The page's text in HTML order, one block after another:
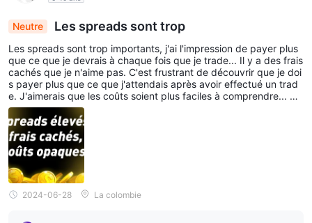
Neutre Les spreads sont trop
Les spreads sont trop importants, j'ai l'impression de payer plus
que ce que je devrais à chaque fois que je trade... Il y a des frais
cachés que je n'aime pas. C'est frustrant de découvrir que je doi
s payer plus que ce que j'attendais après avoir effectué un trad
e. J'aimerais que les coûts soient plus faciles à comprendre... 💔
💔💔
2024-06-28 La colombie